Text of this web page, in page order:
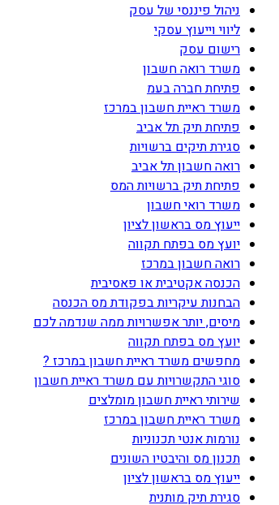
ניהול פיננסי של עסק
ליווי וייעוץ עסקי
רישום עסק
משרד רואה חשבון
פתיחת חברה בעמ
משרד ראיית חשבון במרכז
פתיחת תיק תל אביב
סגירת תיקים ברשויות
רואה חשבון תל אביב
פתיחת תיק ברשויות המס
משרד רואי חשבון
ייעוץ מס בראשון לציון
יועץ מס בפתח תקווה
רואה חשבון במרכז
הכנסה אקטיבית או פאסיבית
הבחנות עיקריות בפקודת מס הכנסה
מיסים, יותר אפשרויות ממה שנדמה לכם
יועץ מס בפתח תקווה
מחפשים משרד ראיית חשבון במרכז ?
סוגי התקשרויות עם משרד ראיית חשבון
שירותי ראיית חשבון מומלצים
משרד ראיית חשבון במרכז
נורמות אנטי תכנוניות
תכנון מס והיבטיו השונים
ייעוץ מס בראשון לציון
סגירת תיק מותנית